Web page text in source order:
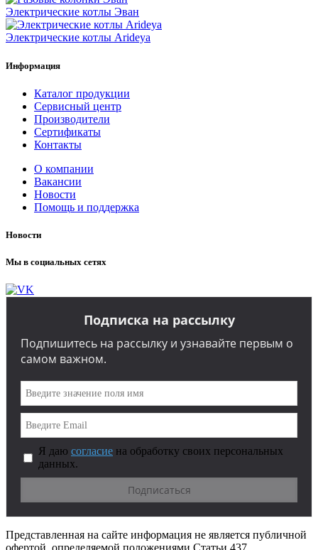
Электрические котлы Эван
Электрические котлы Arideya
Информация
Каталог продукции
Сервисный центр
Производители
Сертификаты
Контакты
О компании
Вакансии
Новости
Помощь и поддержка
Новости
Мы в социальных сетях
Подписка на рассылку
Подпишитесь на рассылку и узнавайте первым о
самом важном.
Я даю согласие на обработку своих персональных
данных.
Представленная на сайте информация не является публичной